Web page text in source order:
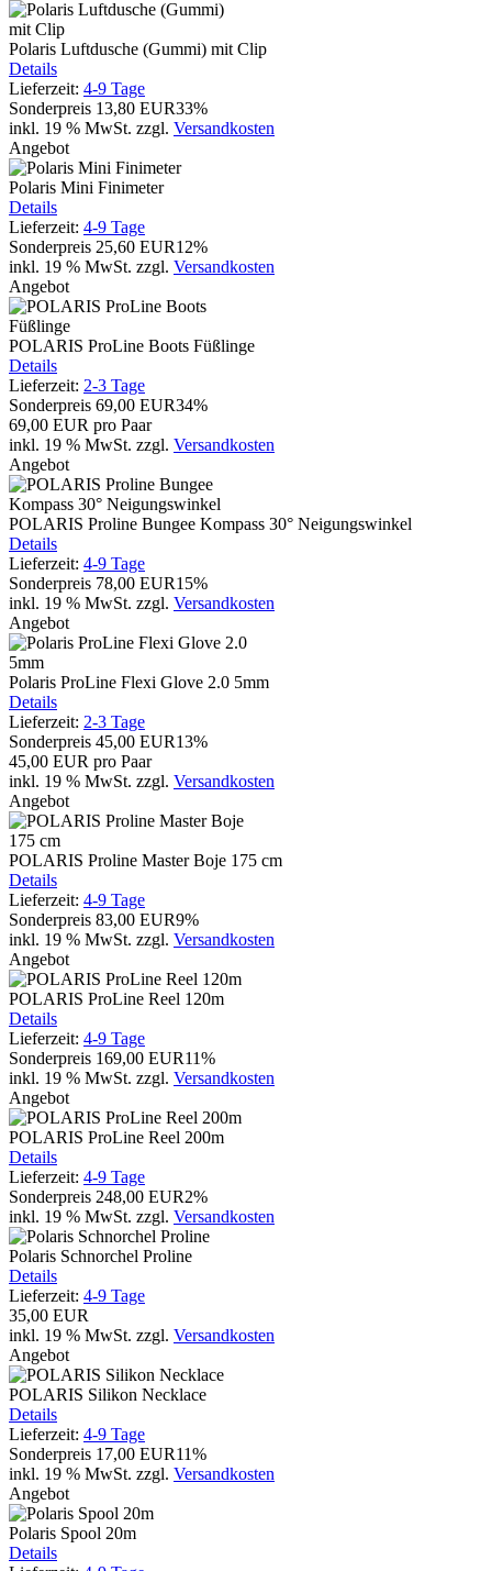
Polaris Luftdusche (Gummi) mit Clip
Details
Lieferzeit: 4-9 Tage
Sonderpreis 13,80 EUR33%
inkl. 19 % MwSt. zzgl. Versandkosten
Angebot
Polaris Mini Finimeter
Details
Lieferzeit: 4-9 Tage
Sonderpreis 25,60 EUR12%
inkl. 19 % MwSt. zzgl. Versandkosten
Angebot
POLARIS ProLine Boots Füßlinge
Details
Lieferzeit: 2-3 Tage
Sonderpreis 69,00 EUR34%
69,00 EUR pro Paar
inkl. 19 % MwSt. zzgl. Versandkosten
Angebot
POLARIS Proline Bungee Kompass 30° Neigungswinkel
Details
Lieferzeit: 4-9 Tage
Sonderpreis 78,00 EUR15%
inkl. 19 % MwSt. zzgl. Versandkosten
Angebot
Polaris ProLine Flexi Glove 2.0 5mm
Details
Lieferzeit: 2-3 Tage
Sonderpreis 45,00 EUR13%
45,00 EUR pro Paar
inkl. 19 % MwSt. zzgl. Versandkosten
Angebot
POLARIS Proline Master Boje 175 cm
Details
Lieferzeit: 4-9 Tage
Sonderpreis 83,00 EUR9%
inkl. 19 % MwSt. zzgl. Versandkosten
Angebot
POLARIS ProLine Reel 120m
Details
Lieferzeit: 4-9 Tage
Sonderpreis 169,00 EUR11%
inkl. 19 % MwSt. zzgl. Versandkosten
Angebot
POLARIS ProLine Reel 200m
Details
Lieferzeit: 4-9 Tage
Sonderpreis 248,00 EUR2%
inkl. 19 % MwSt. zzgl. Versandkosten
Polaris Schnorchel Proline
Details
Lieferzeit: 4-9 Tage
35,00 EUR
inkl. 19 % MwSt. zzgl. Versandkosten
Angebot
POLARIS Silikon Necklace
Details
Lieferzeit: 4-9 Tage
Sonderpreis 17,00 EUR11%
inkl. 19 % MwSt. zzgl. Versandkosten
Angebot
Polaris Spool 20m
Details